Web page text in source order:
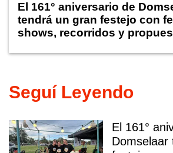
El 161° aniversario de
tendrá un gran festejo con
shows, recorridos y
Seguí Leyendo
El 161°
Domselaar